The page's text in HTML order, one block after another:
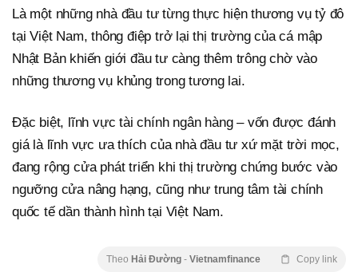
Là một những nhà đầu tư từng thực hiện thương vụ tỷ đô
tại Việt Nam, thông điệp trở lại thị trường của cá mập
Nhật Bản khiến giới đầu tư càng thêm trông chờ vào
những thương vụ khủng trong tương lai.
Đặc biệt, lĩnh vực tài chính ngân hàng – vốn được đánh
giá là lĩnh vực ưa thích của nhà đầu tư xứ mặt trời mọc,
đang rộng cửa phát triển khi thị trường chứng bước vào
ngưỡng cửa nâng hạng, cũng như trung tâm tài chính
quốc tế dần thành hình tại Việt Nam.
Theo Hải Đường - Vietnamfinance Copy link